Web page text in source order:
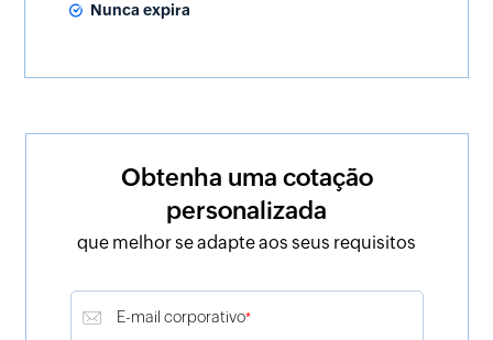
Nunca expira
Obtenha uma cotação
personalizada
que melhor se adapte aos seus requisitos
E-mail corporativo*